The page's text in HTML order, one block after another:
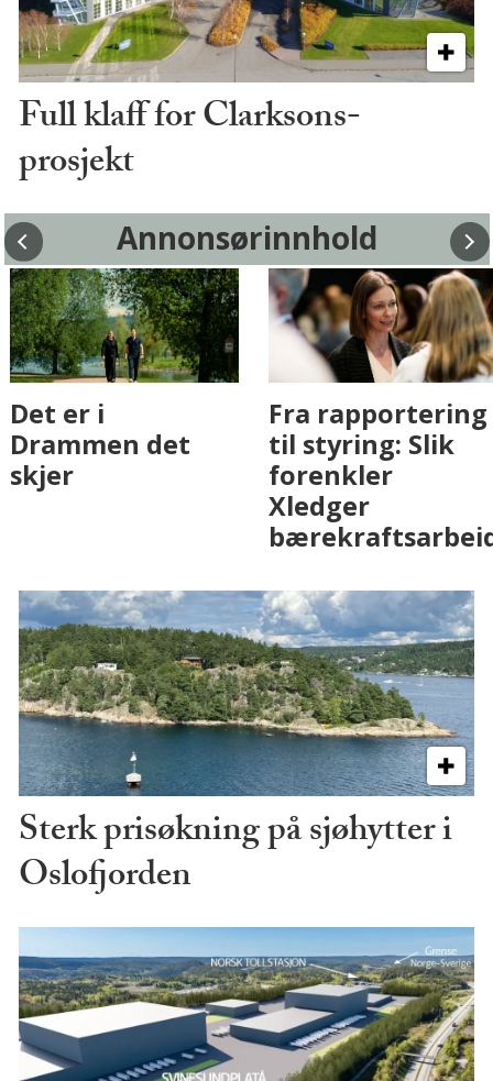
Full klaff for Clarksons-
prosjekt
Annonsørinnhold
Fenistra endrer
eiendomsbransjen
med AI. Slik ser vi
Det er i
Drammen det
skjer
Sterk prisøkning på sjøhytter i
Oslofjorden